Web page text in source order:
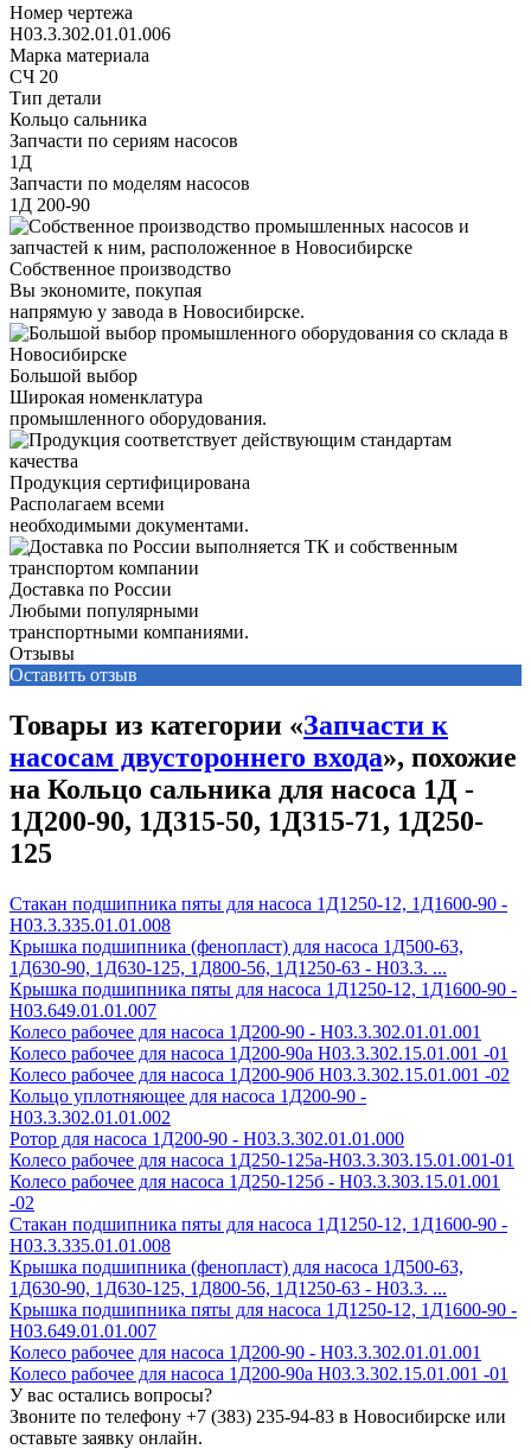
Номер чертежа
Н03.3.302.01.01.006
Марка материала
СЧ 20
Тип детали
Кольцо сальника
Запчасти по сериям насосов
1Д
Запчасти по моделям насосов
1Д 200-90
Собственное производство
Вы экономите, покупая
напрямую у завода в Новосибирске.
Большой выбор
Широкая номенклатура
промышленного оборудования.
Продукция сертифицирована
Располагаем всеми
необходимыми документами.
Доставка по России
Любыми популярными
транспортными компаниями.
Отзывы
Оставить отзыв
Товары из категории «Запчасти к
насосам двустороннего входа», похожие
на Кольцо сальника для насоса 1Д -
1Д200-90, 1Д315-50, 1Д315-71, 1Д250-
125
Стакан подшипника пяты для насоса 1Д1250-12, 1Д1600-90 -
Н03.3.335.01.01.008
Крышка подшипника (фенопласт) для насоса 1Д500-63,
1Д630-90, 1Д630-125, 1Д800-56, 1Д1250-63 - Н03.3. ...
Крышка подшипника пяты для насоса 1Д1250-12, 1Д1600-90 -
Н03.649.01.01.007
Колесо рабочее для насоса 1Д200-90 - H03.3.302.01.01.001
Колесо рабочее для насоса 1Д200-90а H03.3.302.15.01.001 -01
Колесо рабочее для насоса 1Д200-90б H03.3.302.15.01.001 -02
Кольцо уплотняющее для насоса 1Д200-90 -
Н03.3.302.01.01.002
Ротор для насоса 1Д200-90 - Н03.3.302.01.01.000
Колесо рабочее для насоса 1Д250-125а-Н03.3.303.15.01.001-01
Колесо рабочее для насоса 1Д250-125б - Н03.3.303.15.01.001
-02
Стакан подшипника пяты для насоса 1Д1250-12, 1Д1600-90 -
Н03.3.335.01.01.008
Крышка подшипника (фенопласт) для насоса 1Д500-63,
1Д630-90, 1Д630-125, 1Д800-56, 1Д1250-63 - Н03.3. ...
Крышка подшипника пяты для насоса 1Д1250-12, 1Д1600-90 -
Н03.649.01.01.007
Колесо рабочее для насоса 1Д200-90 - H03.3.302.01.01.001
Колесо рабочее для насоса 1Д200-90а H03.3.302.15.01.001 -01
У вас остались вопросы?
Звоните по телефону +7 (383) 235-94-83 в Новосибирске или
оставьте заявку онлайн.